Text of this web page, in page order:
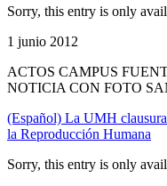
Sorry, this entry is only
1 junio 2012
ACTOS CAMPUS
NOTICIA CON FOTO
(Español) La UMH
la Reproducción Humana
Sorry, this entry is only